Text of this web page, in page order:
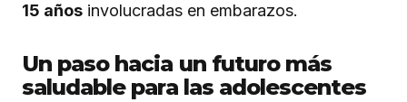
15 años involucradas en embarazos.
Un paso hacia un futuro más
saludable para las adolescentes